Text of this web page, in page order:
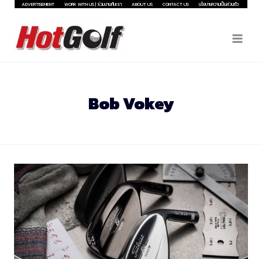
Skip
content
ADVERTISEMENT WORK WITH US | ร่วมงานกับเรา ABOUT US CONTACT US นโยบายความเป็นส่วนตัว
Bob Vokey